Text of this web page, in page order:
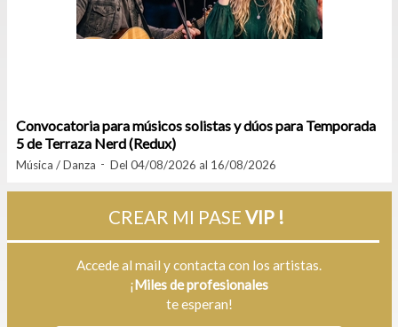
Convocatoria para músicos solistas y dúos para Temporada
5 de Terraza Nerd (Redux)
Música / Danza Del 04/08/2026 al 16/08/2026
CREAR MI PASEVIP !
Accede al mail y contacta con los artistas.
¡Miles de profesionales
te esperan!